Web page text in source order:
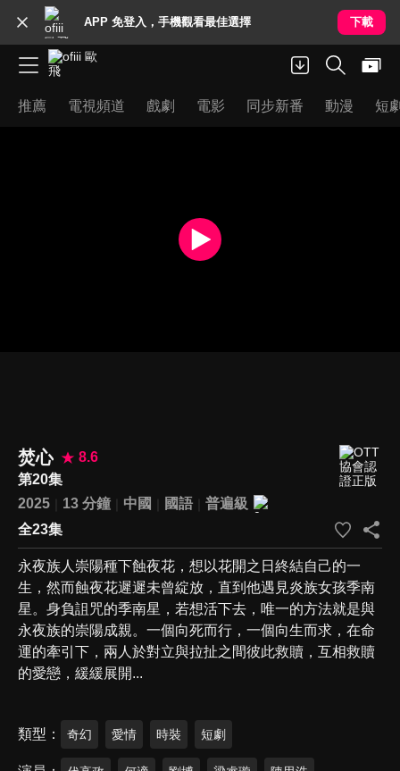
APP 免登入，手機觀看最佳選擇 下載
推薦 電視頻道 戲劇 電影 同步新番 動漫 短
焚心
8.6
第20集
2025
13 分鐘 中國 國語
普遍級
全23集
永夜族人崇陽種下蝕夜花，想以花開之日終結自己的一
生，然而蝕夜花遲遲未曾綻放，直到他遇見炎族女孩季南
星。身負詛咒的季南星，若想活下去，唯一的方法就是與
永夜族的崇陽成親。一個向死而行，一個向生而求，在命
運的牽引下，兩人於對立與拉扯之間彼此救贖，互相救贖
的愛戀，緩緩展開...
類型 奇幻 愛情 時裝 短劇